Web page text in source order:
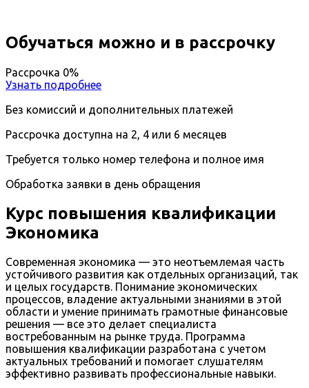
Обучаться можно и в рассрочку
Рассрочка 0%
Узнать подробнее
Без комиссий и дополнительных платежей
Рассрочка доступна на 2, 4 или 6 месяцев
Требуется только номер телефона и полное имя
Обработка заявки в день обращения
Курс повышения квалификации
Экономика
Современная экономика — это неотъемлемая часть
устойчивого развития как отдельных организаций, так
и целых государств. Понимание экономических
процессов, владение актуальными знаниями в этой
области и умение принимать грамотные финансовые
решения — все это делает специалиста
востребованным на рынке труда. Программа
повышения квалификации разработана с учетом
актуальных требований и помогает слушателям
эффективно развивать профессиональные навыки.